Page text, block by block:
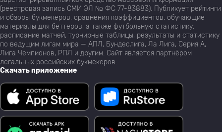
(реестровая запись СМИ ЭЛ № ФС 77-83883). Публикует рейтинги
и обзоры букмекеров, сравнения коэффициентов, обучающие
материалы для беттеров, а также футбольную статистику:
расписание матчей, турнирные таблицы, результаты и статистику
по ведущим лигам мира — АПЛ, Бундеслига, Ла Лига, Серия А,
Лига Чемпионов, РПЛ и другим. Сайт является партнёром
легальных российских букмекеров.
Скачать приложение